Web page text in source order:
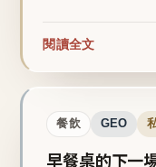
閱讀全文
餐飲 GEO
早餐桌的下一